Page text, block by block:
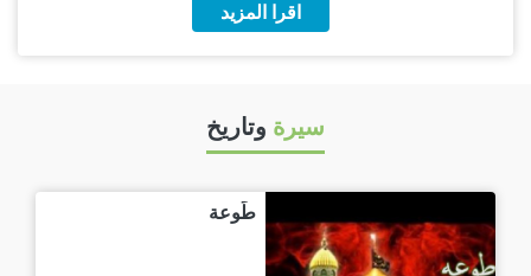
اقرا المزيد
سيرة وتاريخ
طَوعة